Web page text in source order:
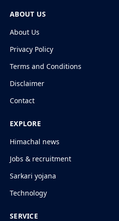
ABOUT US
About Us
Privacy Policy
Terms and Conditions
Disclaimer
Contact
EXPLORE
Himachal news
Jobs & recruitment
Sarkari yojana
Technology
SERVICE